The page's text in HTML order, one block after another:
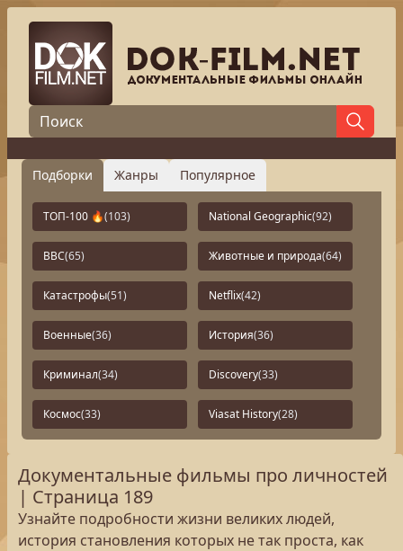
Подборки Жанры Популярное
ТОП-100 🔥(103) National Geographic(92)
BBC(65) Животные и природа(64)
Катастрофы(51) Netflix(42)
Военные(36) История(36)
Криминал(34) Discovery(33)
Космос(33) Viasat History(28)
Документальные фильмы про личностей
| Страница 189
Узнайте подробности жизни великих людей,
история становления которых не так проста, как